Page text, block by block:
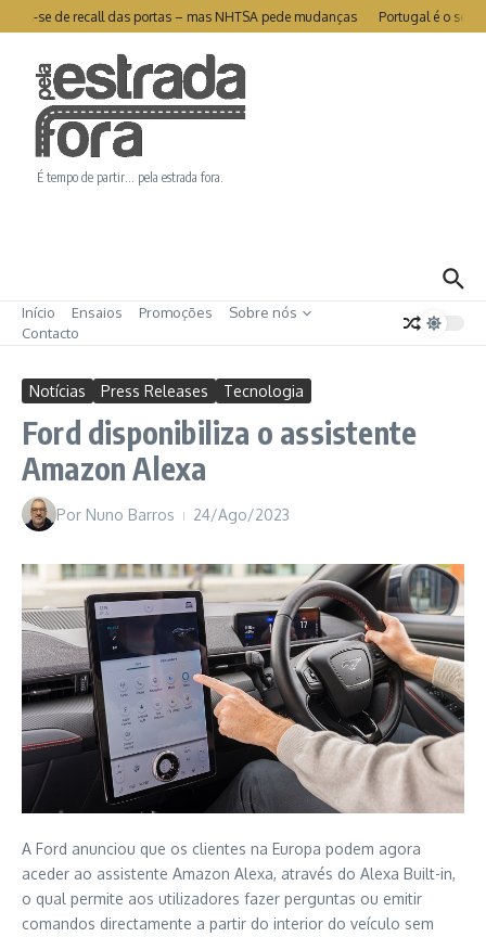
Ir para o conteúdo
se de recall das portas – mas NHTSA pede mudanças Portugal é o
É tempo de partir… pela estrada fora.
Início Ensaios Promoções
Sobre nós
Contacto
Notícias Press Releases Tecnologia
Ford disponibiliza o assistente
Amazon Alexa
Por Nuno Barros 24/Ago/2023
A Ford anunciou que os clientes na Europa podem agora
aceder ao assistente Amazon Alexa, através do Alexa Built-in,
o qual permite aos utilizadores fazer perguntas ou emitir
comandos directamente a partir do interior do veículo sem